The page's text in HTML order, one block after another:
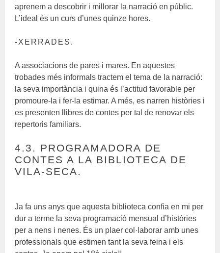
aprenem a descobrir i millorar la narració en públic.
L’ideal és un curs d’unes quinze hores.
-XERRADES.
A associacions de pares i mares. En aquestes
trobades més informals tractem el tema de la narració:
la seva importància i quina és l’actitud favorable per
promoure-la i fer-la estimar. A més, es narren històries i
es presenten llibres de contes per tal de renovar els
repertoris familiars.
4.3. PROGRAMADORA DE
CONTES A LA BIBLIOTECA DE
VILA-SECA.
Ja fa uns anys que aquesta biblioteca confia en mi per
dur a terme la seva programació mensual d’històries
per a nens i nenes. És un plaer col·laborar amb unes
professionals que estimen tant la seva feina i els